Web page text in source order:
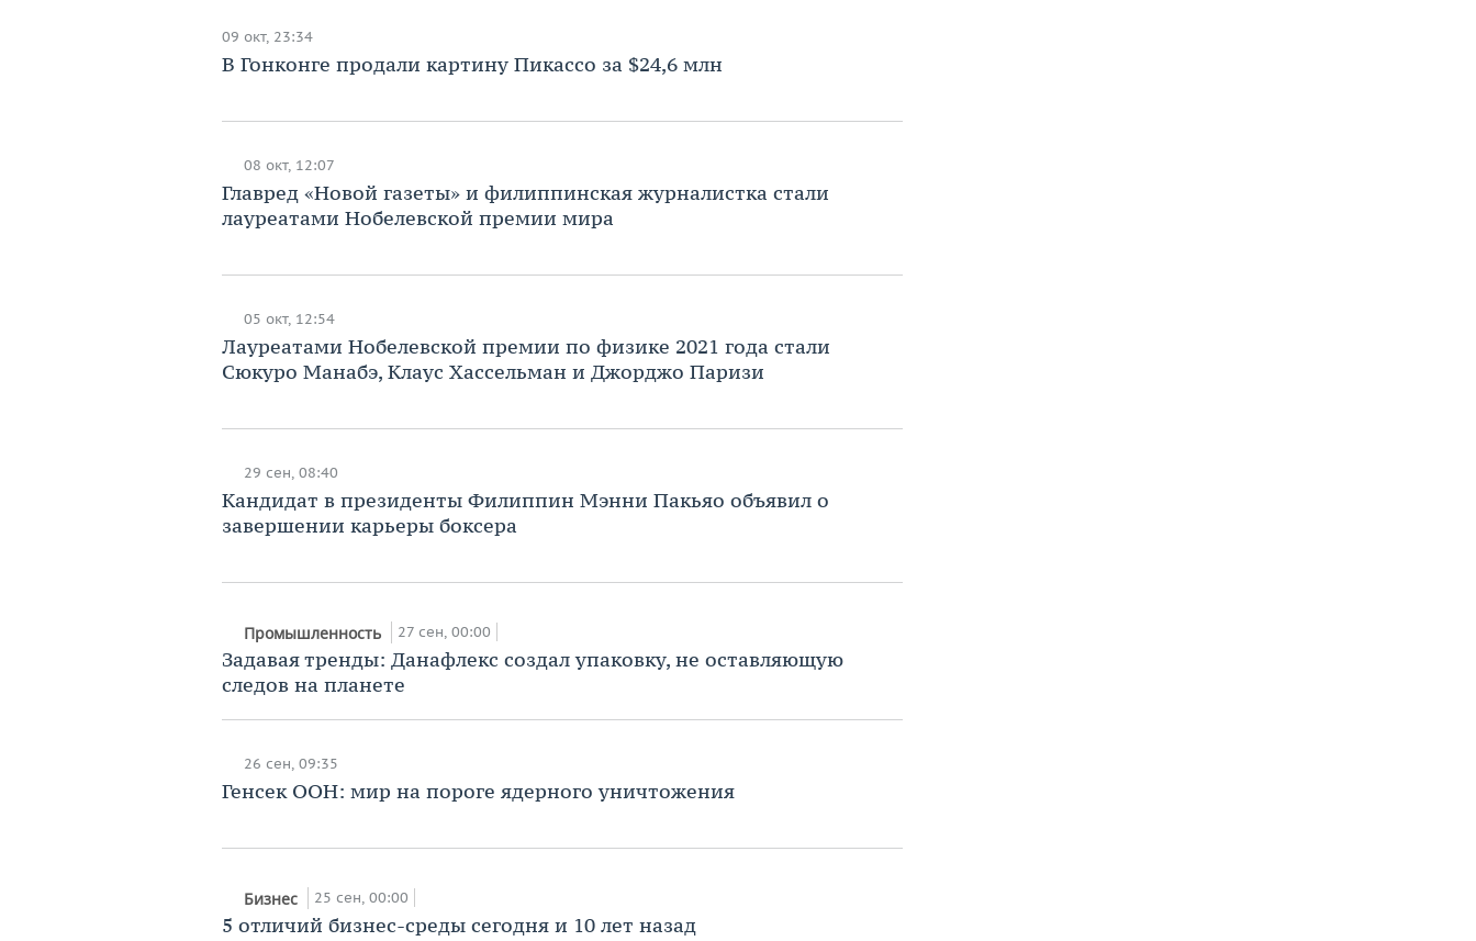
09 окт, 23:34
В Гонконге продали картину Пикассо за $24,6 млн
08 окт, 12:07
Главред «Новой газеты» и филиппинская журналистка стали
лауреатами Нобелевской премии мира
05 окт, 12:54
Лауреатами Нобелевской премии по физике 2021 года стали
Сюкуро Манабэ, Клаус Хассельман и Джорджо Паризи
29 сен, 08:40
Кандидат в президенты Филиппин Мэнни Пакьяо объявил о
завершении карьеры боксера
Промышленность 27 сен, 00:00
Задавая тренды: Данафлекс создал упаковку, не оставляющую
следов на планете
26 сен, 09:35
Генсек ООН: мир на пороге ядерного уничтожения
Бизнес 25 сен, 00:00
5 отличий бизнес-среды сегодня и 10 лет назад